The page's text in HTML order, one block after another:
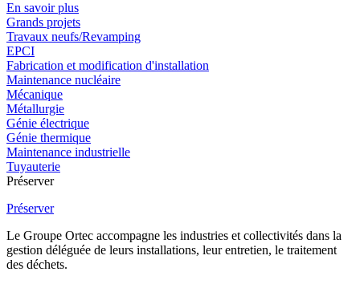
En savoir plus
Grands projets
Travaux neufs/Revamping
EPCI
Fabrication et modification d'installation
Maintenance nucléaire
Mécanique
Métallurgie
Génie électrique
Génie thermique
Maintenance industrielle
Tuyauterie
Préserver
Préserver
Le Groupe Ortec accompagne les industries et collectivités dans la
gestion déléguée de leurs installations, leur entretien, le traitement
des déchets.